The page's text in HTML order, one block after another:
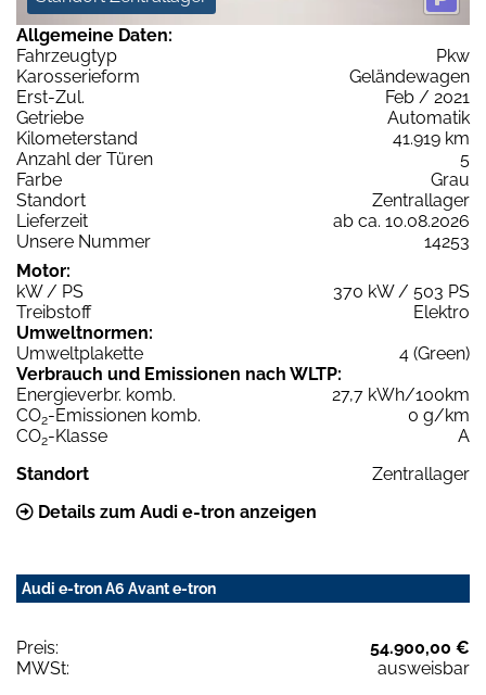
Allgemeine Daten:
Fahrzeugtyp
Pkw
Karosserieform
Geländewagen
Erst-Zul.
Feb / 2021
Getriebe
Automatik
Kilometerstand
41.919 km
Anzahl der Türen
5
Farbe
Grau
Standort
Zentrallager
Lieferzeit
ab ca. 10.08.2026
Unsere Nummer
14253
Motor:
kW / PS
370 kW / 503 PS
Treibstoff
Elektro
Umweltnormen:
Umweltplakette
4 (Green)
Verbrauch und Emissionen nach WLTP:
Energieverbr. komb.
27,7 kWh/100km
CO2-Emissionen komb.
0 g/km
CO2-Klasse
A
Standort
Zentrallager
Details zum Audi e-tron anzeigen
Audi e-tron A6 Avant e-tron
Preis:
54.900,00 €
MWSt:
ausweisbar